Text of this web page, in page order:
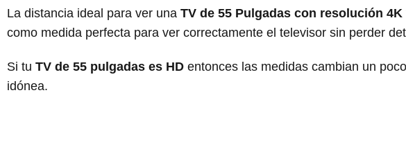
La distancia ideal para ver una TV de 55 Pulgadas con resolución
como medida perfecta para ver correctamente el televisor sin perder
Si tu TV de 55 pulgadas es HD entonces las medidas cambian un
idónea.